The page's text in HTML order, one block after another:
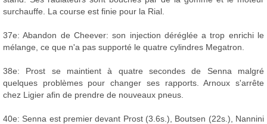
surchauffe. La course est finie pour la Rial.
37e: Abandon de Cheever: son injection déréglée a trop enrichi le
mélange, ce que n'a pas supporté le quatre cylindres Megatron.
38e: Prost se maintient à quatre secondes de Senna malgré
quelques problèmes pour changer ses rapports. Arnoux s'arrête
chez Ligier afin de prendre de nouveaux pneus.
40e: Senna est premier devant Prost (3.6s.), Boutsen (22s.), Nannini